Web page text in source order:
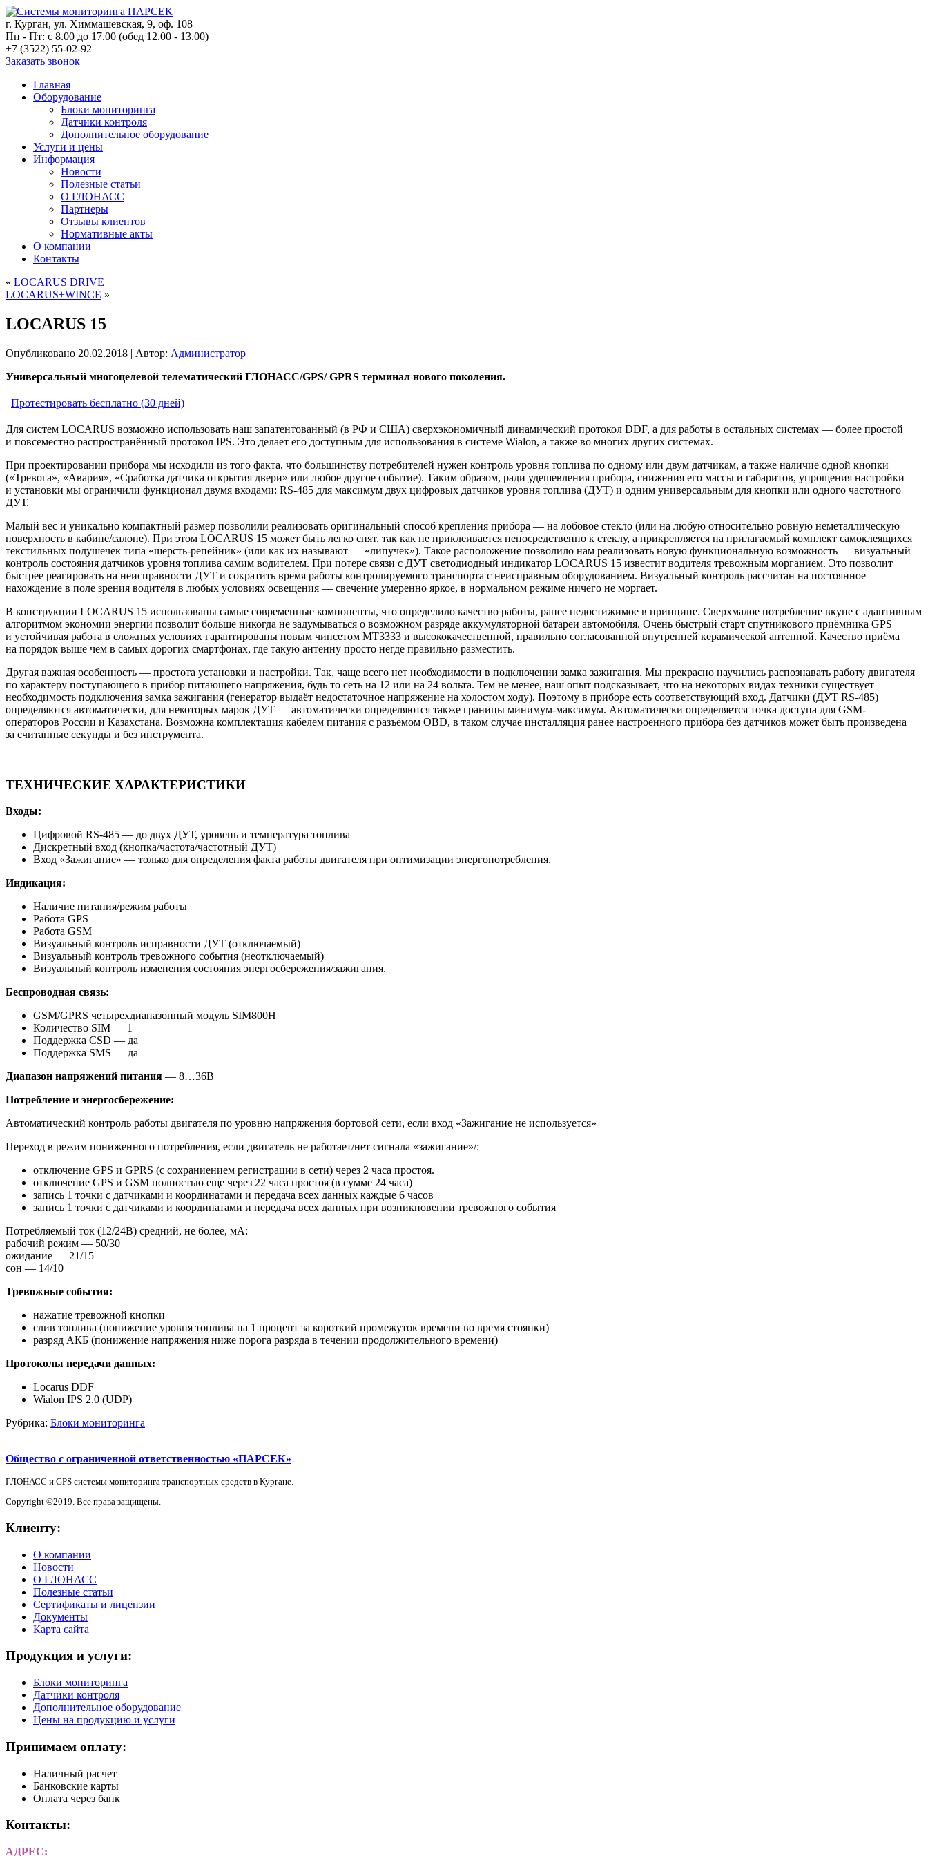
г. Курган, ул. Химмашевская, 9, оф. 108
Пн - Пт: с 8.00 до 17.00 (обед 12.00 - 13.00)
+7 (3522) 55-02-92
Заказать звонок
Главная
Оборудование
Блоки мониторинга
Датчики контроля
Дополнительное оборудование
Услуги и цены
Информация
Новости
Полезные статьи
О ГЛОНАСС
Партнеры
Отзывы клиентов
Нормативные акты
О компании
Контакты
« LOCARUS DRIVE
LOCARUS+WINCE »
LOCARUS 15
Опубликовано 20.02.2018 | Автор: Администратор
Универсальный многоцелевой телематический ГЛОНАСС/GPS/ GPRS терминал нового поколения.
Протестировать бесплатно (30 дней)
Для систем LOCARUS возможно использовать наш запатентованный (в РФ и США) сверхэкономичный динамический протокол DDF, а для работы в остальных системах — более простой
и повсеместно распространённый протокол IPS. Это делает его доступным для использования в системе Wialon, а также во многих других системах.
При проектировании прибора мы исходили из того факта, что большинству потребителей нужен контроль уровня топлива по одному или двум датчикам, а также наличие одной кнопки
(«Тревога», «Авария», «Сработка датчика открытия двери» или любое другое событие). Таким образом, ради удешевления прибора, снижения его массы и габаритов, упрощения настройки
и установки мы ограничили функционал двумя входами: RS-485 для максимум двух цифровых датчиков уровня топлива (ДУТ) и одним универсальным для кнопки или одного частотного
ДУТ.
Малый вес и уникально компактный размер позволили реализовать оригинальный способ крепления прибора — на лобовое стекло (или на любую относительно ровную неметаллическую
поверхность в кабине/салоне). При этом LOCARUS 15 может быть легко снят, так как не приклеивается непосредственно к стеклу, а прикрепляется на прилагаемый комплект самоклеящихся
текстильных подушечек типа «шерсть-репейник» (или как их называют — «липучек»). Такое расположение позволило нам реализовать новую функциональную возможность — визуальный
контроль состояния датчиков уровня топлива самим водителем. При потере связи с ДУТ светодиодный индикатор LOCARUS 15 известит водителя тревожным морганием. Это позволит
быстрее реагировать на неисправности ДУТ и сократить время работы контролируемого транспорта с неисправным оборудованием. Визуальный контроль рассчитан на постоянное
нахождение в поле зрения водителя в любых условиях освещения — свечение умеренно яркое, в нормальном режиме ничего не моргает.
В конструкции LOCARUS 15 использованы самые современные компоненты, что определило качество работы, ранее недостижимое в принципе. Сверхмалое потребление вкупе с адаптивным
алгоритмом экономии энергии позволит больше никогда не задумываться о возможном разряде аккумуляторной батареи автомобиля. Очень быстрый старт спутникового приёмника GPS
и устойчивая работа в сложных условиях гарантированы новым чипсетом МТ3333 и высококачественной, правильно согласованной внутренней керамической антенной. Качество приёма
на порядок выше чем в самых дорогих смартфонах, где такую антенну просто негде правильно разместить.
Другая важная особенность — простота установки и настройки. Так, чаще всего нет необходимости в подключении замка зажигания. Мы прекрасно научились распознавать работу двигателя
по характеру поступающего в прибор питающего напряжения, будь то сеть на 12 или на 24 вольта. Тем не менее, наш опыт подсказывает, что на некоторых видах техники существует
необходимость подключения замка зажигания (генератор выдаёт недостаточное напряжение на холостом ходу). Поэтому в приборе есть соответствующий вход. Датчики (ДУТ RS-485)
определяются автоматически, для некоторых марок ДУТ — автоматически определяются также границы минимум-максимум. Автоматически определяется точка доступа для GSM-
операторов России и Казахстана. Возможна комплектация кабелем питания с разъёмом OBD, в таком случае инсталляция ранее настроенного прибора без датчиков может быть произведена
за считанные секунды и без инструмента.
ТЕХНИЧЕСКИЕ ХАРАКТЕРИСТИКИ
Входы:
Цифровой RS-485 — до двух ДУТ, уровень и температура топлива
Дискретный вход (кнопка/частота/частотный ДУТ)
Вход «Зажигание» — только для определения факта работы двигателя при оптимизации энергопотребления.
Индикация:
Наличие питания/режим работы
Работа GPS
Работа GSM
Визуальный контроль исправности ДУТ (отключаемый)
Визуальный контроль тревожного события (неотключаемый)
Визуальный контроль изменения состояния энергосбережения/зажигания.
Беспроводная связь:
GSM/GPRS четырехдиапазонный модуль SIM800H
Количество SIM — 1
Поддержка CSD — да
Поддержка SMS — да
Диапазон напряжений питания — 8…36В
Потребление и энергосбережение:
Автоматический контроль работы двигателя по уровню напряжения бортовой сети, если вход «Зажигание не используется»
Переход в режим пониженного потребления, если двигатель не работает/нет сигнала «зажигание»/:
отключение GPS и GPRS (с сохраниением регистрации в сети) через 2 часа простоя.
отключение GPS и GSM полностью еще через 22 часа простоя (в сумме 24 часа)
запись 1 точки с датчиками и координатами и передача всех данных каждые 6 часов
запись 1 точки с датчиками и координатами и передача всех данных при возникновении тревожного события
Потребляемый ток (12/24В) средний, не более, мА:
рабочий режим — 50/30
ожидание — 21/15
сон — 14/10
Тревожные события:
нажатие тревожной кнопки
слив топлива (понижение уровня топлива на 1 процент за короткий промежуток времени во время стоянки)
разряд АКБ (понижение напряжения ниже порога разряда в течении продолжительного времени)
Протоколы передачи данных:
Locarus DDF
Wialon IPS 2.0 (UDP)
Рубрика: Блоки мониторинга
Общество с ограниченной ответственностью «ПАРСЕК»
ГЛОНАСС и GPS системы мониторинга транспортных средств в Кургане.
Copyright ©2019. Все права защищены.
Клиенту:
О компании
Новости
О ГЛОНАСС
Полезные статьи
Сертификаты и лицензии
Документы
Карта сайта
Продукция и услуги:
Блоки мониторинга
Датчики контроля
Дополнительное оборудование
Цены на продукцию и услуги
Принимаем оплату:
Наличный расчет
Банковские карты
Оплата через банк
Контакты:
АДРЕС: